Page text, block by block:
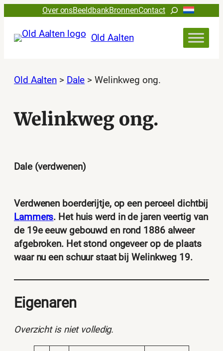
Over onsBeeldbankBronnenContactZoeken
Old Aalten
Old Aalten > Dale >Welinkweg ong.
Welinkweg ong.
Dale (verdwenen)
Verdwenen boerderijtje, op een perceel dichtbij
Lammers. Het huis werd in de jaren veertig van
de 19e eeuw gebouwd en rond 1886 alweer
afgebroken. Het stond ongeveer op de plaats
waar nu een schuur staat bij Welinkweg 19.
Eigenaren
Overzicht is niet volledig.